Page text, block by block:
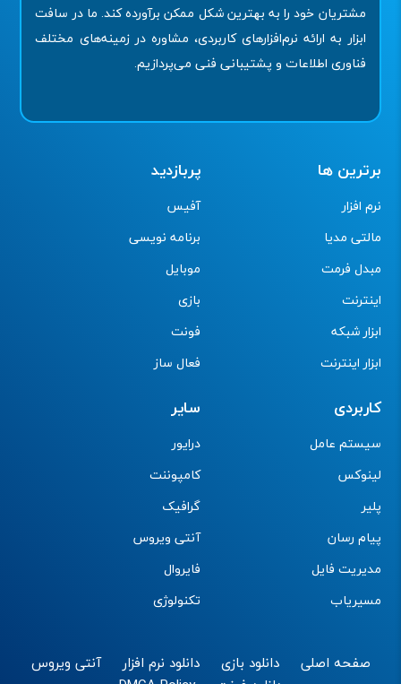
مشتریان خود را به بهترین شکل ممکن برآورده کند. ما در سافت
ابزار به ارائه نرم‌افزارهای کاربردی، مشاوره در زمینه‌های مختلف
فناوری اطلاعات و پشتیبانی فنی می‌پردازیم.
برترین ها
نرم افزار
مالتی مدیا
مبدل فرمت
اینترنت
ابزار شبکه
ابزار اینترنت
پربازدید
آفیس
برنامه نویسی
موبایل
بازی
فونت
فعال ساز
کاربردی
سیستم عامل
لینوکس
پلیر
پیام رسان
مدیریت فایل
مسیریاب
سایر
درایور
کامپوننت
گرافیک
آنتی ویروس
فایروال
تکنولوژی
صفحه اصلی دانلود بازی دانلود نرم افزار
آنتی ویروس